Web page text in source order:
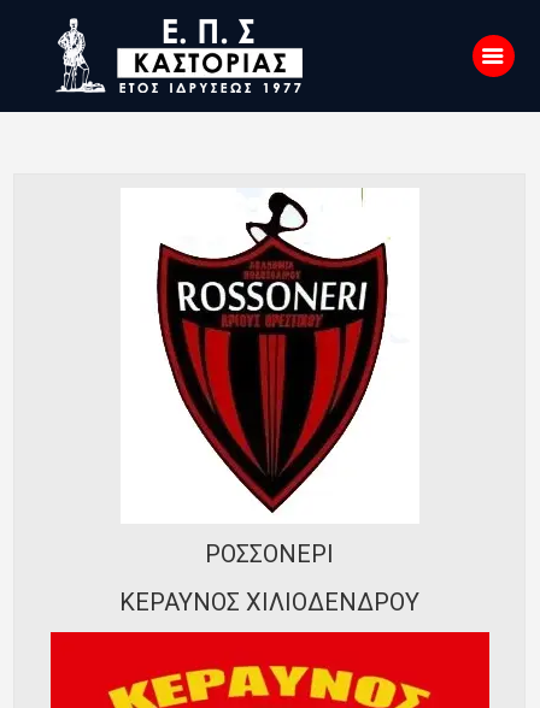
Σχετικά με εμάς
Επικοινωνία
Η Ένωση
Πρωταθλήματα
Κύπελλο
Ορισμοί Διαιτητών
Περισσότερα
ΡΟΣΣΟΝΕΡΙ
ΚΕΡΑΥΝΟΣ ΧΙΛΙΟΔΕΝΔΡΟΥ